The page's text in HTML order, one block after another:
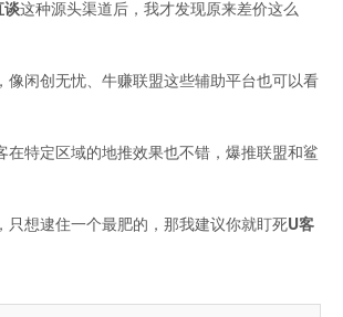
谈这种源头渠道后，我才发现原来差价这么
像闲创无忧、牛赚联盟这些辅助平台也可以看
在特定区域的地推效果也不错，爆推联盟和鲨
只想逮住一个最肥的，那我建议你就盯死U客